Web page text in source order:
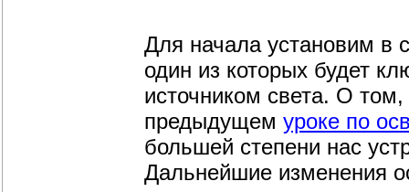
Для начала установим в
один из которых будет
источником света. О
предыдущем уроке по
большей степени нас
Дальнейшие изменения